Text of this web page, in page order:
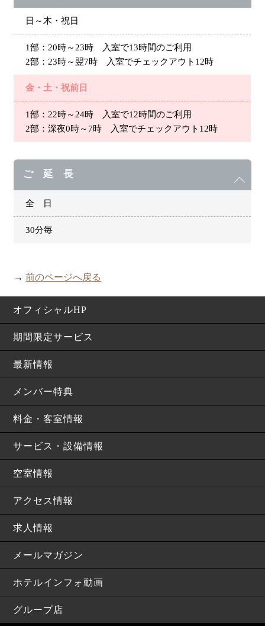
日～木・祝日
1部：20時～23時 入室で13時間のご利用
2部：23時～翌7時 入室でチェックアウト12時
金・土・祝前日
1部：22時～24時 入室で12時間のご利用
2部：深夜0時～7時 入室でチェックアウト12時
ご 延 長
全 日
30分毎
→ 前のページへ戻る
オフィシャルHP
期間限定サービス
最新情報
メンバー特典
料金・客室情報
サービス・設備情報
空室情報
アクセス情報
求人情報
メールマガジン
ホテルインフォ動画
グループ店